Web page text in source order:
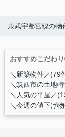
東武宇都宮線の物
おすすめこだわ
＼新築物件／(79
＼筑西市の土地
＼人気の平屋／
＼今週の値下げ